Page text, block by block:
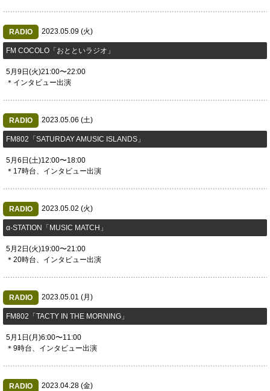
RADIO 2023.05.09 (火)
FM COCOLO「おとといラジオ」
5月9日(火)21:00〜22:00
＊インタビュー出演
RADIO 2023.05.06 (土)
​FM802「SATURDAY AMUSIC ISLANDS」
5月6日(土)12:00〜18:00
＊17時台、インタビュー出演
RADIO 2023.05.02 (火)
​α-STATION「MUSIC MATCH」
5月2日(火)19:00〜21:00
＊20時台、インタビュー出演
RADIO 2023.05.01 (月)
​FM802「TACTY IN THE MORNING」
5月1日(月)6:00〜11:00
＊9時台、インタビュー出演
RADIO 2023.04.28 (金)